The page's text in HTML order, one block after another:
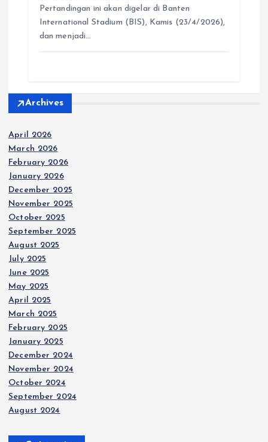
A
p
o
o
k
n
g
r
a
Pertandingan ini akan digelar di Banten
International Stadium (BIS), Kamis (23/4/2026),
dan menjadi…
Archives
April 2026
March 2026
February 2026
January 2026
December 2025
November 2025
October 2025
September 2025
August 2025
July 2025
June 2025
May 2025
April 2025
March 2025
February 2025
January 2025
December 2024
November 2024
October 2024
September 2024
August 2024